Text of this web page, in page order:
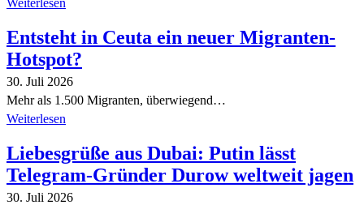
Entsteht in Ceuta ein neuer Migranten-
Hotspot?
30. Juli 2026
Mehr als 1.500 Migranten, überwiegend…
Weiterlesen
Liebesgrüße aus Dubai: Putin lässt
Telegram-Gründer Durow weltweit jagen
30. Juli 2026